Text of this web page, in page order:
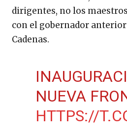
dirigentes, no los
con el gobernador anterior
Cadenas.
NUEVA
HTTPS://